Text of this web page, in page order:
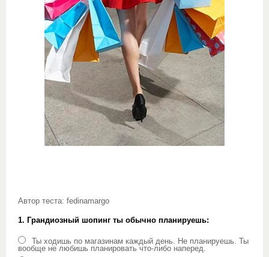
Автор теста: fedinamargo
1. Грандиозный шопинг ты обычно планируешь:
Ты ходишь по магазинам каждый день. Не планируешь. Ты
вообще не любишь планировать что-либо наперед.